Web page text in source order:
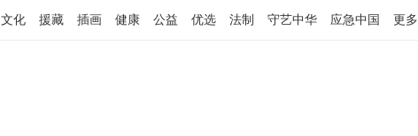
文化 援藏 插画 健康 公益 优选 法制 守艺中华 应急中国 更多